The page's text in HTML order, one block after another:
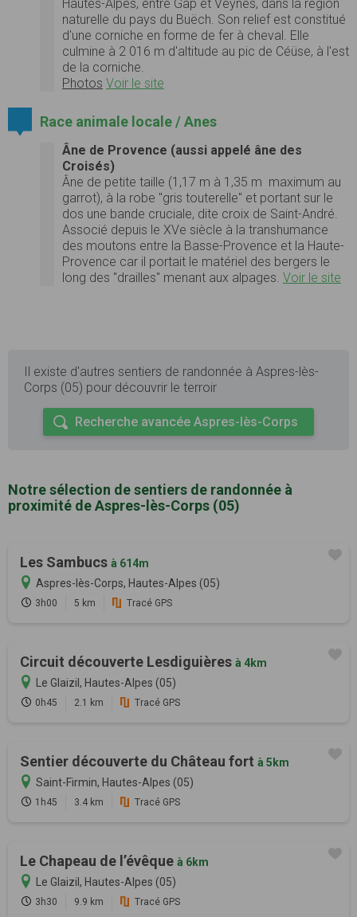
Hautes-Alpes, entre Gap et Veynes, dans la région
naturelle du pays du Buëch. Son relief est constitué
d'une corniche en forme de fer à cheval. Elle
culmine à 2 016 m d'altitude au pic de Céüse, à l'est
de la corniche.
Photos Voir le site
Race animale locale / Anes
Âne de Provence (aussi appelé âne des
Croisés)
Âne de petite taille (1,17 m à 1,35 m maximum au
garrot), à la robe "gris touterelle" et portant sur le
dos une bande cruciale, dite croix de Saint-André.
Associé depuis le XVe siècle à la transhumance
des moutons entre la Basse-Provence et la Haute-
Provence car il portait le matériel des bergers le
long des "drailles" menant aux alpages. Voir le site
Il existe d'autres sentiers de randonnée à Aspres-lès-
Corps (05) pour découvrir le terroir
Recherche avancée Aspres-lès-Corps
Notre sélection de sentiers de randonnée à
proximité de Aspres-lès-Corps (05)
Les Sambucs à 614m
Aspres-lès-Corps, Hautes-Alpes (05)
3h00 5 km Tracé GPS
Circuit découverte Lesdiguières à 4km
Le Glaizil, Hautes-Alpes (05)
0h45 2.1 km Tracé GPS
Sentier découverte du Château fort à 5km
Saint-Firmin, Hautes-Alpes (05)
1h45 3.4 km Tracé GPS
Le Chapeau de l’évêque à 6km
Le Glaizil, Hautes-Alpes (05)
3h30 9.9 km Tracé GPS